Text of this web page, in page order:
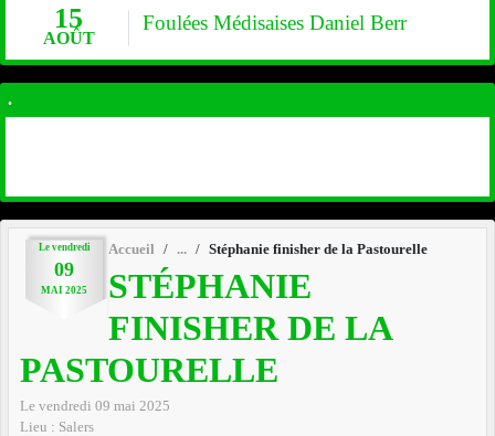
Le vendredi
09
MAI 2025
Accueil Stéphanie finisher de la Pastourelle
STÉPHANIE
FINISHER DE LA
PASTOURELLE
Le vendredi 09 mai 2025
Lieu : Salers
15
AOÛT
Foulées Médisaises Daniel Berr
.